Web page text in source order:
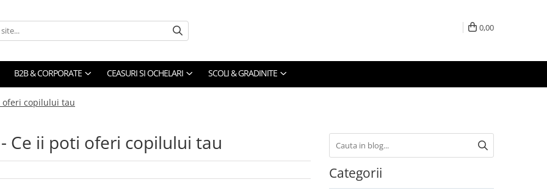
0,00
B2B & CORPORATE CEASURI SI OCHELARI SCOLI & GRADINITE
copilului tau
Ce ii poti oferi copilului tau
Categorii